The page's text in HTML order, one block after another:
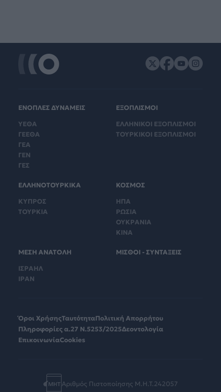
ΕΝΟΠΛΕΣ ΔΥΝΑΜΕΙΣ
ΥΕΘΑ
ΓΕΕΘΑ
ΓΕΑ
ΓΕΝ
ΓΕΣ
ΕΞΟΠΛΙΣΜΟΙ
ΕΛΛΗΝΙΚΟΙ ΕΞΟΠΛΙΣΜΟΙ
ΤΟΥΡΚΙΚΟΙ ΕΞΟΠΛΙΣΜΟΙ
ΕΛΛΗΝΟΤΟΥΡΚΙΚΑ
ΚΥΠΡΟΣ
ΤΟΥΡΚΙΑ
ΚΟΣΜΟΣ
ΗΠΑ
ΡΩΣΙΑ
ΟΥΚΡΑΝΙΑ
ΚΙΝΑ
ΜΕΣΗ ΑΝΑΤΟΛΗ
ΙΣΡΑΗΛ
ΙΡΑΝ
ΜΙΣΘΟΙ - ΣΥΝΤΑΞΕΙΣ
Όροι ΧρήσηςΤαυτότηταΠολιτική Απορρήτου
Πληροφορίες α.27 Ν.5253/2025Δεοντολογία
ΕπικοινωνίαCookies
Αριθμός Πιστοποίησης Μ.Η.Τ.242057